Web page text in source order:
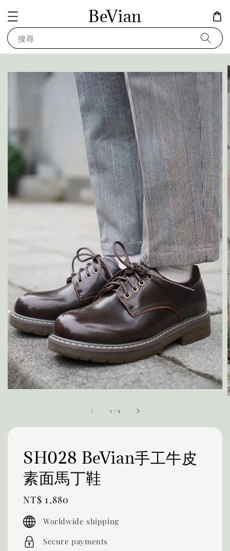
BeVian
搜尋
1 / 9
SH028 BeVian手工牛皮
素面馬丁鞋
Regular
price
NT$ 1,880
Worldwide shipping
Secure payments